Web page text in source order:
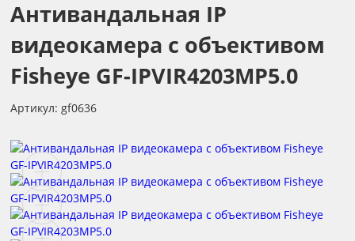
Антивандальная IP
видеокамера с объективом
Fisheye GF-IPVIR4203MP5.0
Артикул: gf0636